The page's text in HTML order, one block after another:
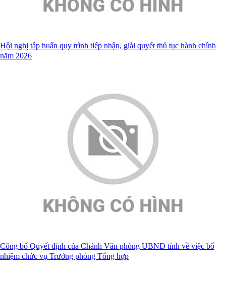
Hội nghị tập huấn quy trình tiếp nhận, giải quyết thủ tục hành chính
năm 2026
Công bố Quyết định của Chánh Văn phòng UBND tỉnh về việc bổ
nhiệm chức vụ Trưởng phòng Tổng hợp